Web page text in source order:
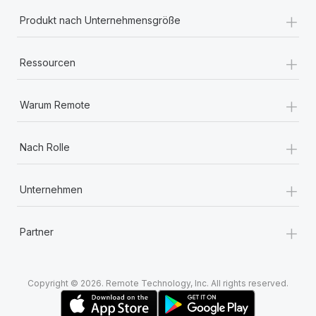
Produkt nach Unternehmensgröße +
Ressourcen +
Warum Remote +
Nach Rolle +
Unternehmen +
Partner +
Copyright © 2026. Remote Technology, Inc. All rights reserved.